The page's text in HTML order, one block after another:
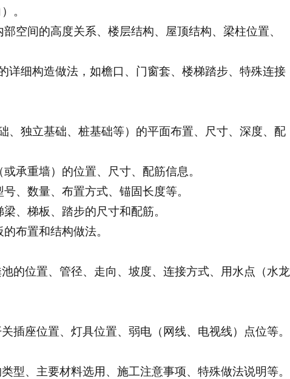
。
空间的高度关系、楼层结构、屋顶结构、梁柱位置、
详细构造做法，如檐口、门窗套、楼梯踏步、特殊连接
、独立基础、桩基础等）的平面布置、尺寸、深度、配
承重墙）的位置、尺寸、配筋信息。
、数量、布置方式、锚固长度等。
、梯板、踏步的尺寸和配筋。
布置和结构做法。
的位置、管径、走向、坡度、连接方式、用水点（水龙
插座位置、灯具位置、弱电（网线、电视线）点位等。
型、主要材料选用、施工注意事项、特殊做法说明等。